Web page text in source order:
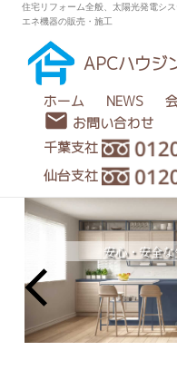
住宅リフォーム全般、太陽光発電シ
エネ機器の販売・施工
APCハウジ
ホーム NEWS
お問い合わせ
千葉支社
仙台支社
安心・安全